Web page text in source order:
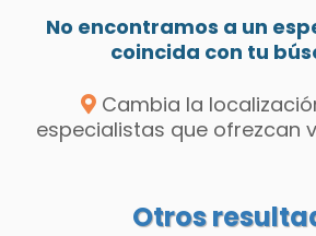
No encontramos a un
coincida con tu
Cambia la
especialistas que ofrezcan
Otros